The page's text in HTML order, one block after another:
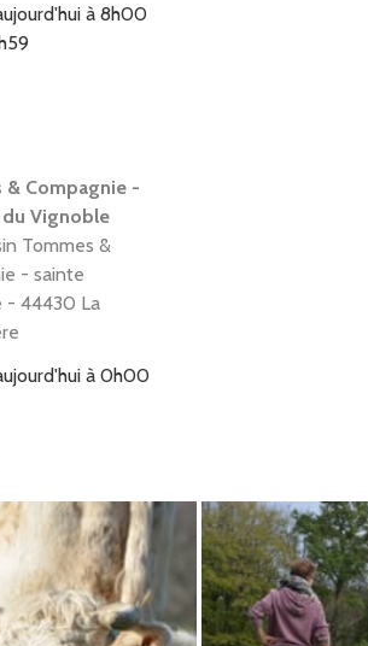
à 8h00
& Compagnie -
du Vignoble
Tommes &
- sainte
- 44430 La
à 0h00
la Mottrie -
du Vignoble
de la Mottrie - la
- 44330 La